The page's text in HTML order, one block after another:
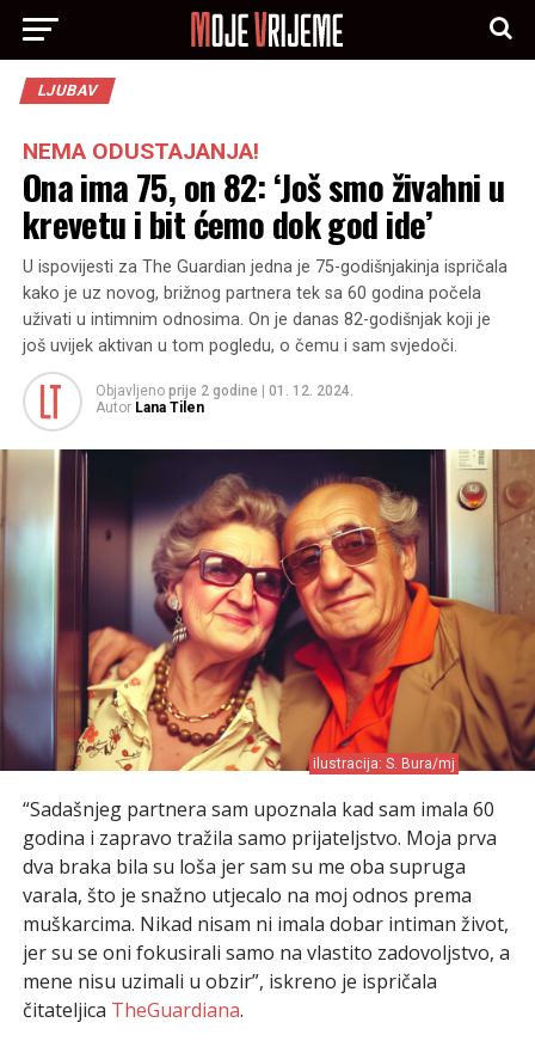
LJUBAV
NEMA ODUSTAJANJA!
Ona ima 75, on 82: ‘Još smo živahni u
krevetu i bit ćemo dok god ide’
U ispovijesti za The Guardian jedna je 75-godišnjakinja ispričala
kako je uz novog, brižnog partnera tek sa 60 godina počela
uživati u intimnim odnosima. On je danas 82-godišnjak koji je
još uvijek aktivan u tom pogledu, o čemu i sam svjedoči.
Objavljeno prije 2 godine
01. 12. 2024.
Autor Lana Tilen
ilustracija: S. Bura/mj
“Sadašnjeg partnera sam upoznala kad sam imala 60
godina i zapravo tražila samo prijateljstvo. Moja prva
dva braka bila su loša jer sam su me oba supruga
varala, što je snažno utjecalo na moj odnos prema
muškarcima. Nikad nisam ni imala dobar intiman život,
jer su se oni fokusirali samo na vlastito zadovoljstvo, a
mene nisu uzimali u obzir”, iskreno je ispričala
čitateljica TheGuardiana.